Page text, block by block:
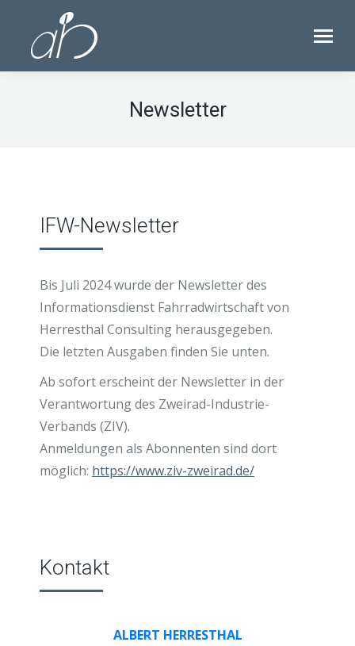
Newsletter
IFW-Newsletter
Bis Juli 2024 wurde der Newsletter des
Informationsdienst Fahrradwirtschaft von
Herresthal Consulting herausgegeben.
Die letzten Ausgaben finden Sie unten.
Ab sofort erscheint der Newsletter in der
Verantwortung des Zweirad-Industrie-
Verbands (ZIV).
Anmeldungen als Abonnenten sind dort
möglich: https://www.ziv-zweirad.de/
Kontakt
ALBERT HERRESTHAL